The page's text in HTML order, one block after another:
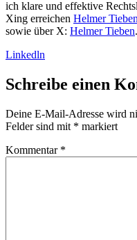
ich klare und effektive
Xing erreichen Helmer
sowie über X: Helmer Tieben.
Linkedln
Schreibe einen
Deine E-Mail-Adresse wird
Felder sind mit * markiert
Kommentar *